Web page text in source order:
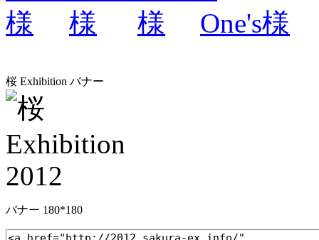
桜 Exhibition バナー
バナー 180*180